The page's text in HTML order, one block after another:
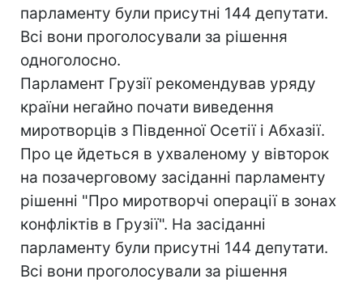
парламенту були присутні 144 депутати.
Всі вони проголосували за рішення
одноголосно.
Парламент Грузії рекомендував уряду
країни негайно почати виведення
миротворців з Південної Осетії і Абхазії.
Про це йдеться в ухваленому у вівторок
на позачерговому засіданні парламенту
рішенні "Про миротворчі операції в зонах
конфліктів в Грузії". На засіданні
парламенту були присутні 144 депутати.
Всі вони проголосували за рішення